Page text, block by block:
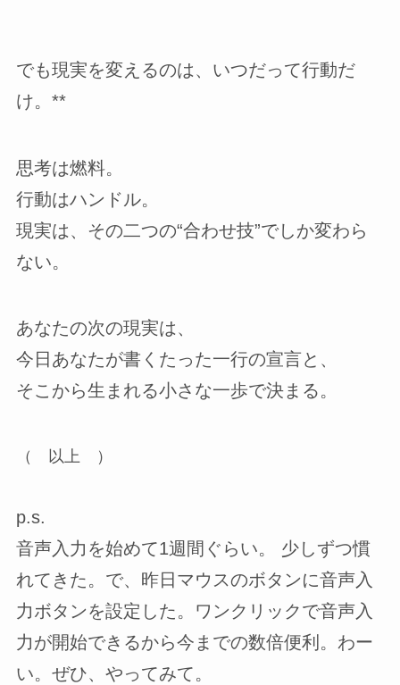
でも現実を変えるのは、いつだって行動だ
け。**
思考は燃料。
行動はハンドル。
現実は、その二つの“合わせ技”でしか変わら
ない。
あなたの次の現実は、
今日あなたが書くたった一行の宣言と、
そこから生まれる小さな一歩で決まる。
（ 以上 ）
p.s.
音声入力を始めて1週間ぐらい。 少しずつ慣
れてきた。で、昨日マウスのボタンに音声入
力ボタンを設定した。ワンクリックで音声入
力が開始できるから今までの数倍便利。わー
い。ぜひ、やってみて。